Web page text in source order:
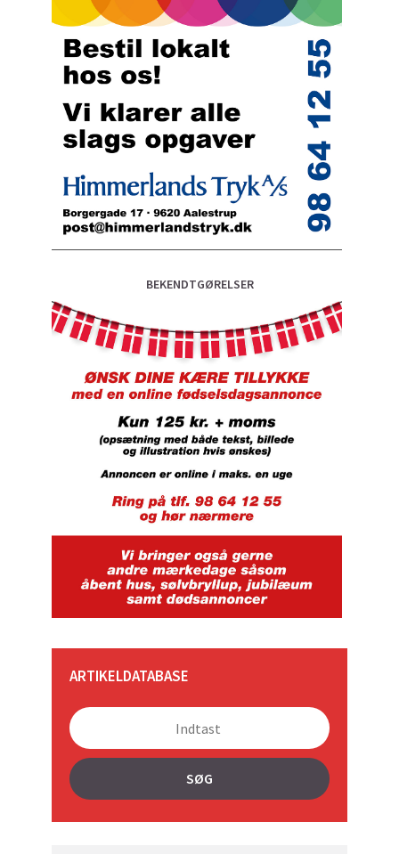
BEKENDTGØRELSER
ARTIKELDATABASE
SØG